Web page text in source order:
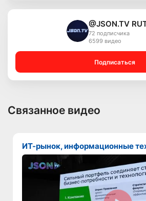
@JSON.TV
72 подписчика
6599 видео
Подписаться
Связанное видео
ИТ-рынок, информационные